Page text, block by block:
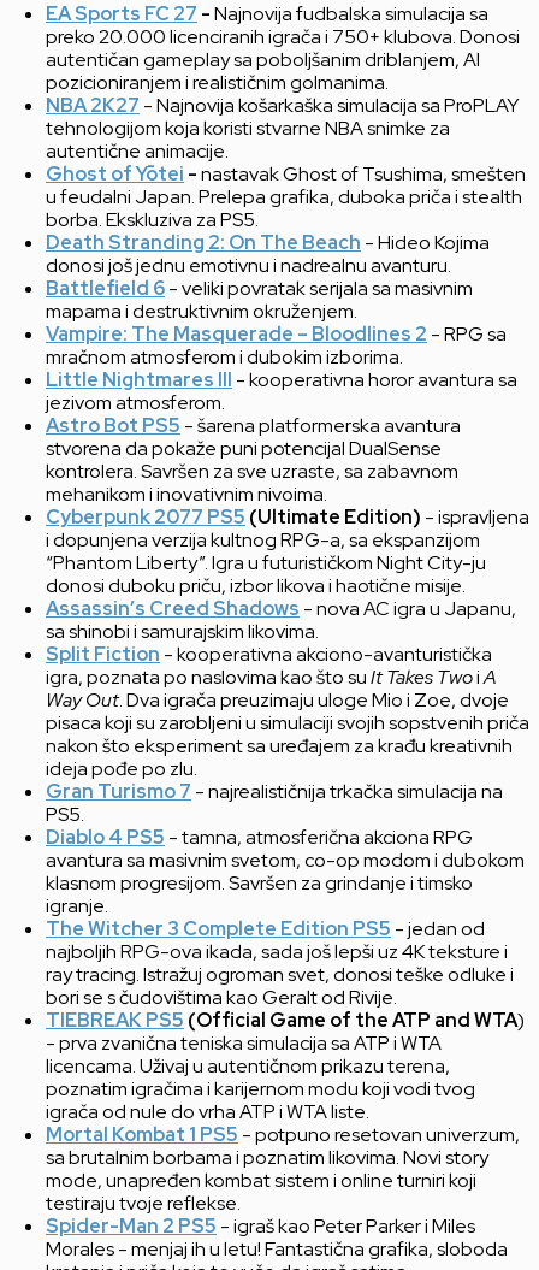
EA Sports FC 27 -Najnovija fudbalska simulacija sa
preko 20.000 licenciranih igrača i 750+ klubova. Donosi
autentičan gameplay sa poboljšanim driblanjem, AI
pozicioniranjem i realističnim golmanima.
NBA 2K27 - Najnovija košarkaška simulacija sa ProPLAY
tehnologijom koja koristi stvarne NBA snimke za
autentične animacije.
Ghost of Yōtei -nastavak Ghost of Tsushima, smešten
u feudalni Japan. Prelepa grafika, duboka priča i stealth
borba. Ekskluziva za PS5.
Death Stranding 2: On The Beach - Hideo Kojima
donosi još jednu emotivnu i nadrealnu avanturu.
Battlefield 6- veliki povratak serijala sa masivnim
mapama i destruktivnim okruženjem.
Vampire: The Masquerade – Bloodlines 2 - RPG sa
mračnom atmosferom i dubokim izborima.
Little Nightmares III - kooperativna horor avantura sa
jezivom atmosferom.
Astro Bot PS5 - šarena platformerska avantura
stvorena da pokaže puni potencijal DualSense
kontrolera. Savršen za sve uzraste, sa zabavnom
mehanikom i inovativnim nivoima.
Cyberpunk 2077 PS5 (Ultimate Edition) - ispravljena
i dopunjena verzija kultnog RPG-a, sa ekspanzijom
“Phantom Liberty”. Igra u futurističkom Night City-ju
donosi duboku priču, izbor likova i haotične misije.
Assassin’s Creed Shadows - nova AC igra u Japanu,
sa shinobi i samurajskim likovima.
Split Fiction - kooperativna akciono-avanturistička
igra, poznata po naslovima kao što suIt Takes TwoiA
Way Out. Dva igrača preuzimaju uloge Mio i Zoe, dvoje
pisaca koji su zarobljeni u simulaciji svojih sopstvenih priča
nakon što eksperiment sa uređajem za krađu kreativnih
ideja pođe po zlu.
Gran Turismo 7 - najrealističnija trkačka simulacija na
PS5.
Diablo 4 PS5 - tamna, atmosferična akciona RPG
avantura sa masivnim svetom, co-op modom i dubokom
klasnom progresijom. Savršen za grindanje i timsko
igranje.
The Witcher 3 Complete Edition PS5 - jedan od
najboljih RPG-ova ikada, sada još lepši uz 4K teksture i
ray tracing. Istražuj ogroman svet, donosi teške odluke i
bori se s čudovištima kao Geralt od Rivije.
TIEBREAK PS5 (Official Game of the ATP and WTA)
- prva zvanična teniska simulacija sa ATP i WTA
licencama. Uživaj u autentičnom prikazu terena,
poznatim igračima i karijernom modu koji vodi tvog
igrača od nule do vrha ATP i WTA liste.
Mortal Kombat 1 PS5 - potpuno resetovan univerzum,
sa brutalnim borbama i poznatim likovima. Novi story
mode, unapređen kombat sistem i online turniri koji
testiraju tvoje reflekse.
Spider-Man 2 PS5 - igraš kao Peter Parker i Miles
Morales - menjaj ih u letu! Fantastična grafika, sloboda